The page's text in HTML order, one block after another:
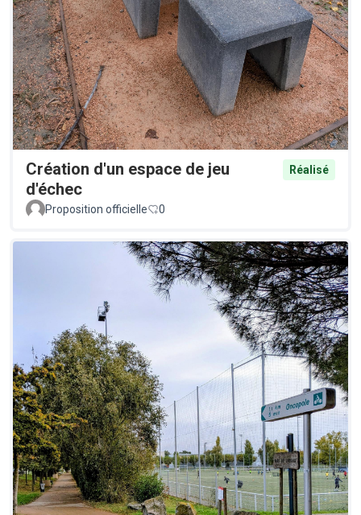
Création d'un espace de jeu
d'échec
Réalisé
Proposition officielle 0